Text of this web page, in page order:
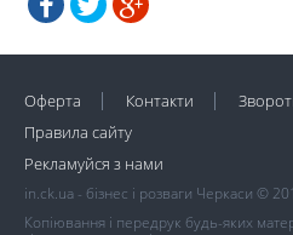
Оферта Контакти
Правила сайту
Рекламуйся з нами
in.ck.ua - бізнес і розваги Черкаси ©
Копіювання і передрук будь-яких